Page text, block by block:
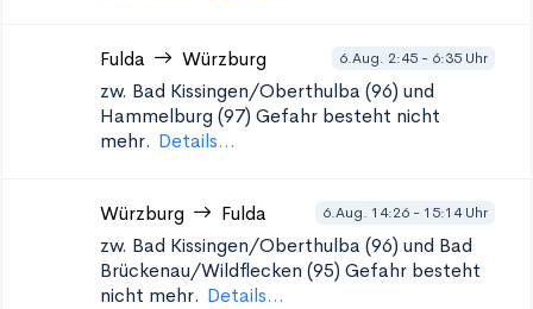
Fulda Würzburg 6.Aug. 2:45 - 6:35 Uhr
zw. Bad Kissingen/Oberthulba (96) und
Hammelburg (97) Gefahr besteht nicht
mehr. Details...
Würzburg Fulda 6.Aug. 14:26 - 15:14 Uhr
zw. Bad Kissingen/Oberthulba (96) und Bad
Brückenau/Wildflecken (95) Gefahr besteht
nicht mehr. Details...